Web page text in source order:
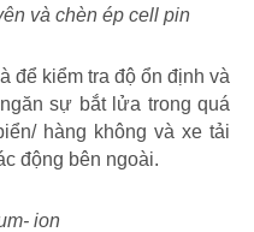
và chèn ép cell pin
để kiểm tra độ ổn định và
sự bắt lửa trong quá
hàng không và xe tải
động bên ngoài.
ion